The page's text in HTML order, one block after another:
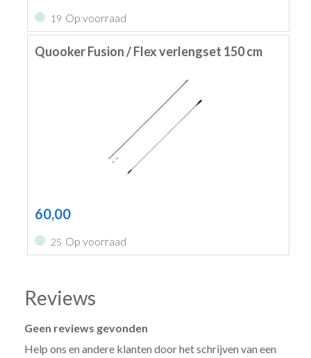
19 Op voorraad
Quooker Fusion / Flex verlengset 150 cm
60,00
25 Op voorraad
Reviews
Geen reviews gevonden
Help ons en andere klanten door het schrijven van een